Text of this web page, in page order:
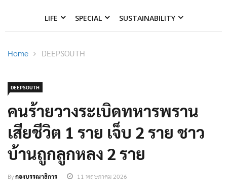
LIFE SPECIAL SUSTAINABILITY
Home DEEPSOUTH
DEEPSOUTH
คนร้ายวางระเบิดทหารพราน
เสียชีวิต 1 ราย เจ็บ 2 ราย ชาว
บ้านถูกลูกหลง 2 ราย
Byกองบรรณาธิการ 11 พฤษภาคม 2026